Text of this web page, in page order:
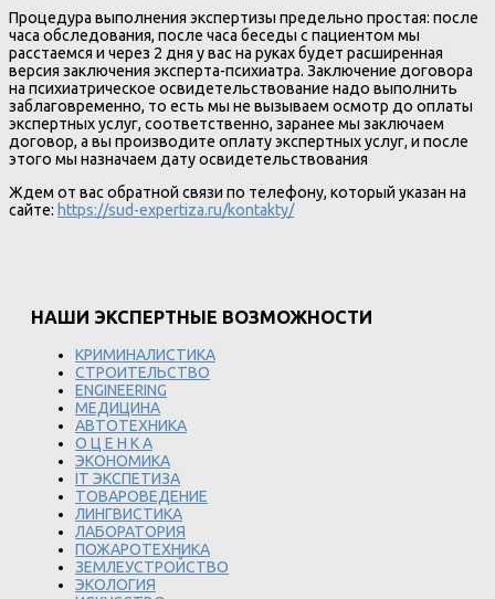
Процедура выполнения экспертизы предельно простая: после
часа обследования, после часа беседы с пациентом мы
расстаемся и через 2 дня у вас на руках будет расширенная
версия заключения эксперта-психиатра. Заключение договора
на психиатрическое освидетельствование надо выполнить
заблаговременно, то есть мы не вызываем осмотр до оплаты
экспертных услуг, соответственно, заранее мы заключаем
договор, а вы производите оплату экспертных услуг, и после
этого мы назначаем дату освидетельствования
Ждем от вас обратной связи по телефону, который указан на
сайте: https://sud-expertiza.ru/kontakty/
НАШИ ЭКСПЕРТНЫЕ ВОЗМОЖНОСТИ
КРИМИНАЛИСТИКА
СТРОИТЕЛЬСТВО
ENGINEERING
МЕДИЦИНА
АВТОТЕХНИКА
О Ц Е Н К А
ЭКОНОМИКА
IT ЭКСПЕТИЗА
ТОВАРОВЕДЕНИЕ
ЛИНГВИСТИКА
ЛАБОРАТОРИЯ
ПОЖАРОТЕХНИКА
ЗЕМЛЕУСТРОЙСТВО
ЭКОЛОГИЯ